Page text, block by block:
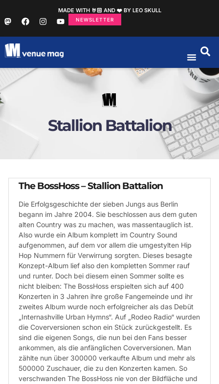
MADE WITH 🤘🏻 AND ❤️ BY LEO SKULL
NEWSLETTER
Stallion Battalion
The BossHoss – Stallion Battalion
Die Erfolgsgeschichte der sieben Jungs aus Berlin
begann im Jahre 2004. Sie beschlossen aus dem guten
alten Country was zu machen, was massentauglich ist.
Also wurde ein Album komplett im Country Sound
aufgenommen, auf dem vor allem die umgestylten Hip
Hop Nummern für Verwirrung sorgten. Dieses besagte
Konzept-Album lief also den kompletten Sommer rauf
und runter. Doch bei diesem einen Sommer sollte es
nicht bleiben: The BossHoss erspielten sich auf 400
Konzerten in 3 Jahren ihre große Fangemeinde und ihr
zweites Album wurde noch erfolgreicher als das Debüt
„Internashville Urban Hymns“. Auf „Rodeo Radio“ wurden
die Coverversionen schon ein Stück zurückgestellt. Es
sind die eigenen Songs, die nun bei den Fans besser
ankommen, als die anfänglichen Coverversionen. Man
zählte nun über 300000 verkaufte Album und mehr als
500000 Zuschauer, die zu den Konzerten kamen. So
verschwanden The BossHoss nie von der Bildfläche und